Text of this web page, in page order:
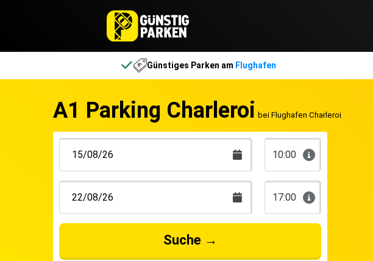
Günstiges Parken am Flughafen
A1 Parking Charleroi bei Flughafen Charleroi
10:00
17:00
Suche→